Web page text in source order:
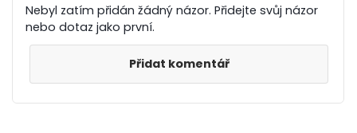
Nebyl zatím přidán žádný názor. Přidejte svůj názor
nebo dotaz jako první.
Přidat komentář